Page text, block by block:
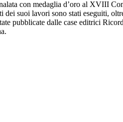
con medaglia d’oro al XVIII
suoi lavori sono stati eseguiti,
pubblicate dalle case editrici